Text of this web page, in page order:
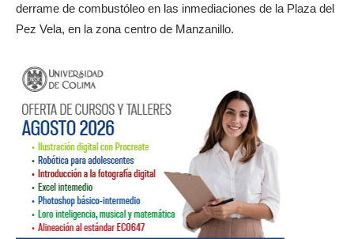
derrame de combustóleo en las inmediaciones de la Plaza del
Pez Vela, en la zona centro de Manzanillo.